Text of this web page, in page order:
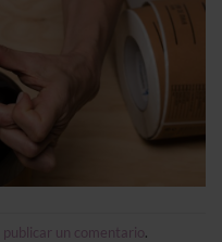
publicar un comentario.